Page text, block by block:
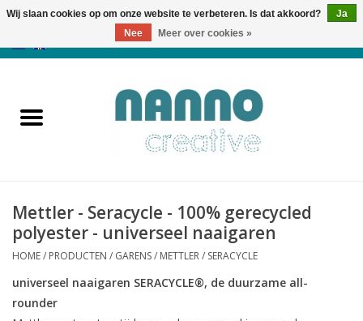
Producten
Nieuws
Herfst & Halloween
Koopjeshoek
Mettler - Seracycle - 100% gerecycled
polyester - universeel naaigaren
HOME/ PRODUCTEN / GARENS/ METTLER/ SERACYCLE
universeel naaigaren SERACYCLE®, de duurzame all-
rounder
Wij slaan cookies op om onze website te verbeteren. Is dat akkoord?
Ja
Nee
Meer over cookies »